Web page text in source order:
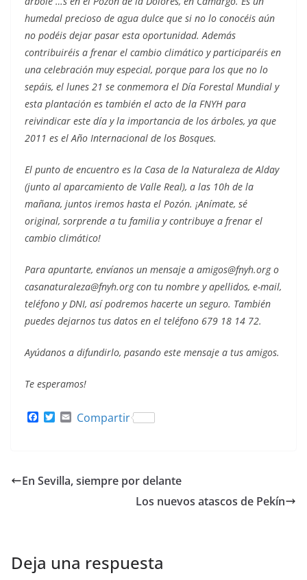
humedal precioso de agua dulce que si no lo conocéis aún
no podéis dejar pasar esta oportunidad. Además
contribuiréis a frenar el cambio climático y participaréis en
una celebración muy especial, porque para los que no lo
sepáis, el lunes 21 se conmemora el Día Forestal Mundial y
esta plantación es también el acto de la FNYH para
reivindicar este día y la importancia de los árboles, ya que
2011 es el Año Internacional de los Bosques.
El punto de encuentro es la Casa de la Naturaleza de Alday
(junto al aparcamiento de Valle Real), a las 10h de la
mañana, juntos iremos hasta el Pozón. ¡Anímate, sé
original, sorprende a tu familia y contribuye a frenar el
cambio climático!
Para apuntarte, envíanos un mensaje a amigos@fnyh.org o
casanaturaleza@fnyh.org con tu nombre y apellidos, e-mail,
teléfono y DNI, así podremos hacerte un seguro. También
puedes dejarnos tus datos en el teléfono 679 18 14 72.
Ayúdanos a difundirlo, pasando este mensaje a tus amigos.
Te esperamos!
o
T
r
Compartir
En Sevilla, siempre por delante
Los nuevos atascos de Pekín
Deja una respuesta